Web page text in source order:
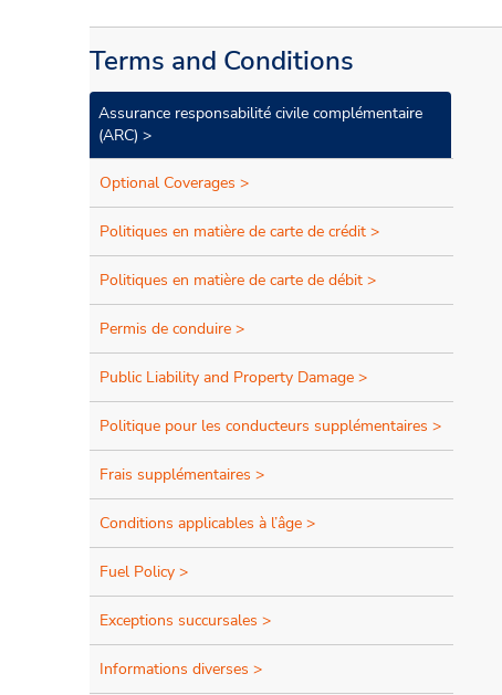
Terms and Conditions
Assurance responsabilité civile complémentaire
(ARC) >
Optional Coverages >
Politiques en matière de carte de crédit >
Politiques en matière de carte de débit >
Permis de conduire >
Public Liability and Property Damage >
Politique pour les conducteurs supplémentaires >
Frais supplémentaires >
Conditions applicables à l’âge >
Fuel Policy >
Exceptions succursales >
Informations diverses >